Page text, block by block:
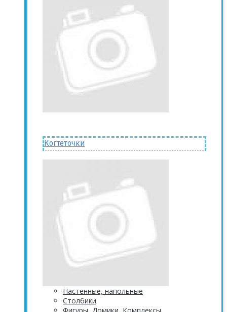
Когтеточки
Настенные, напольные
Столбики